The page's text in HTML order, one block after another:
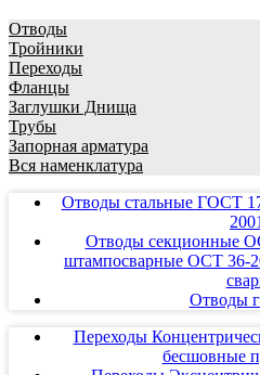
Отводы
Тройники
Переходы
Фланцы
Заглушки Днища
Трубы
Запорная арматура
Вся наменклатура
Отводы стальные ГОСТ
2001
Отводы секционные
штампосварные ОСТ 36-
Отводы
Переходы
бесшовные